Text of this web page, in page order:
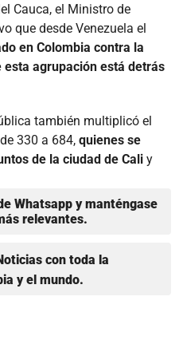
Cauca, el Ministro de
que desde Venezuela el
en Colombia contra la
agrupación está detrás
también multiplicó el
330 a 684, quienes se
de la ciudad de Cali y
Whatsapp y manténgase
relevantes.
con toda la
y el mundo.